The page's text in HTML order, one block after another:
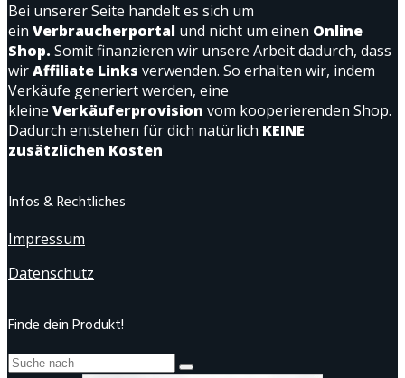
Bei unserer Seite handelt es sich um
ein Verbraucherportal und nicht um einen Online
Shop. Somit finanzieren wir unsere Arbeit dadurch, dass
wirAffiliate Links verwenden. So erhalten wir, indem
Verkäufe generiert werden, eine
kleine Verkäuferprovision vom kooperierenden Shop.
Dadurch entstehen für dich natürlich KEINE
zusätzlichen Kosten
Infos & Rechtliches
Impressum
Datenschutz
Finde dein Produkt!